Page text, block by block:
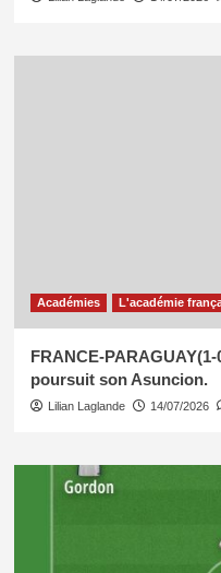
Académies L'académie
FRANCE-
poursuit son Asuncion.
Lilian Laglande 14/07/2026